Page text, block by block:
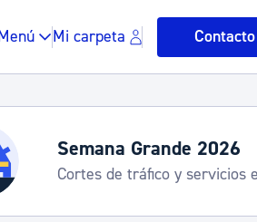
Mi carpeta Contacto
Semana Grande 2026
Cortes de tráfico y servicios